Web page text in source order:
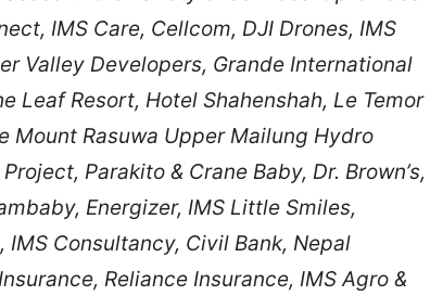
IMS Care, Cellcom, DJI Drones, IMS
Valley Developers, Grande International
Leaf Resort, Hotel Shahenshah, Le Temor
Mount Rasuwa Upper Mailung Hydro
Parakito & Crane Baby, Dr. Brown’s,
Energizer, IMS Little Smiles,
Consultancy, Civil Bank, Nepal
Reliance Insurance, IMS Agro &